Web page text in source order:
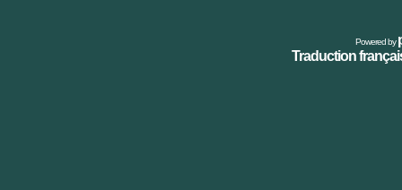
Powered by
Traduction